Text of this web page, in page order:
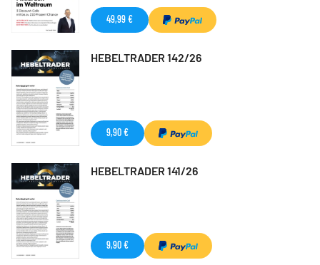
49,99 €
HEBELTRADER 142/26
9,90 €
HEBELTRADER 141/26
9,90 €